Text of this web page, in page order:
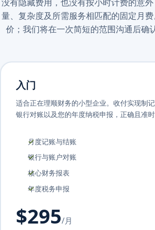
没有隐藏费用，也没有按小时计费的意
量、复杂度及所需服务相匹配的固定月
价；我们将在一次简短的范围沟通后确
入门
适合正在理顺财务的小型企业。收付实现制记
银行对账以及您的年度纳税申报，正确且准时
月度记账与结账
银行与账户对账
核心财务报表
年度税务申报
$295/月